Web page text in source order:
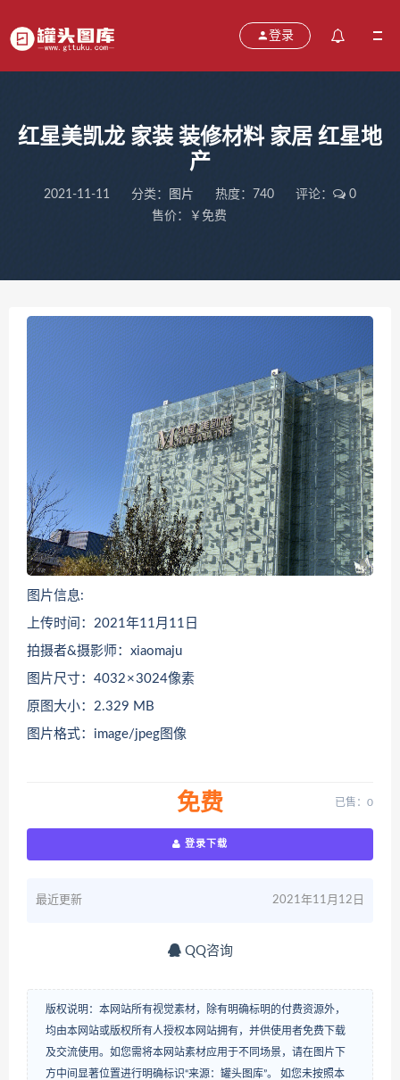
登录
红星美凯龙 家装 装修材料 家居 红星地
产
2021-11-11 分类： 图片 热度：740 评论：
0
售价：￥免费
图片信息:
上传时间：2021年11月11日
拍摄者&摄影师：xiaomaju
图片尺寸：4032 × 3024像素
原图大小：2.329 MB
图片格式：image/jpeg图像
免费 已售：0
登录下载
最近更新 2021年11月12日
QQ咨询
版权说明：本网站所有视觉素材，除有明确标明的付费资源外，
均由本网站或版权所有人授权本网站拥有，并供使用者免费下载
及交流使用。如您需将本网站素材应用于不同场景，请在图片下
方中间显著位置进行明确标识“来源：罐头图库”。 如您未按照本